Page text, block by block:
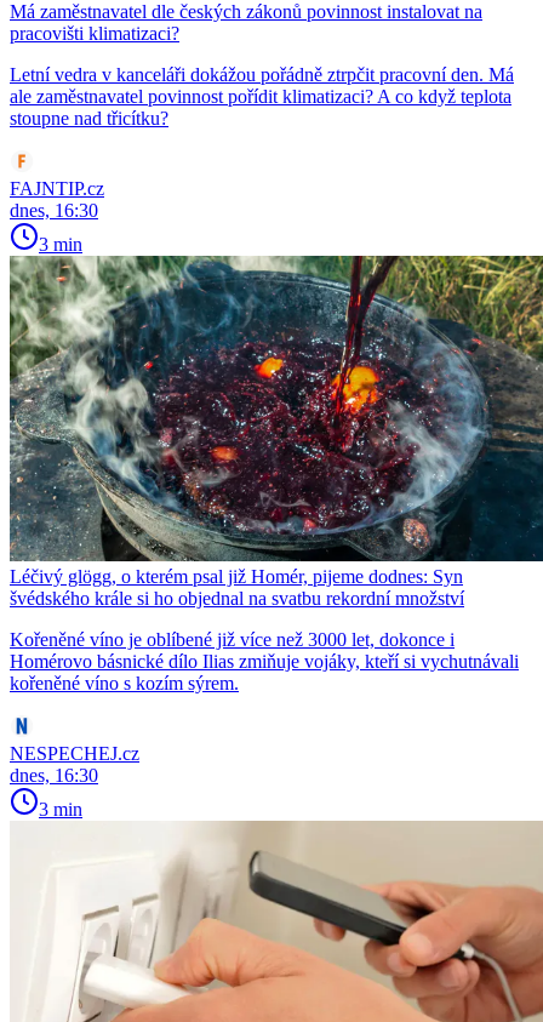
Má zaměstnavatel dle českých zákonů povinnost instalovat na
pracovišti klimatizaci?
Letní vedra v kanceláři dokážou pořádně ztrpčit pracovní den. Má
ale zaměstnavatel povinnost pořídit klimatizaci? A co když teplota
stoupne nad třicítku?
FAJNTIP.cz
dnes, 16:30
3 min
Léčivý glögg, o kterém psal již Homér, pijeme dodnes: Syn
švédského krále si ho objednal na svatbu rekordní množství
Kořeněné víno je oblíbené již více než 3000 let, dokonce i
Homérovo básnické dílo Ilias zmiňuje vojáky, kteří si vychutnávali
kořeněné víno s kozím sýrem.
NESPECHEJ.cz
dnes, 16:30
3 min